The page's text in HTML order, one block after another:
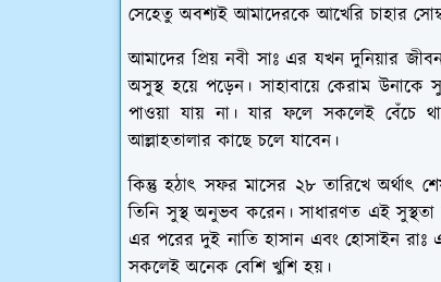
সেহেতু অবশ্যই আমাদেরকে আখেরি চাহার
আমাদের প্রিয় নবী সাঃ এর যখন দুনিয়ার
অসুস্থ হয়ে পড়েন। সাহাবায়ে কেরাম
পাওয়া যায় না। যার ফলে সকলেই বেঁচে
আল্লাহতালার কাছে চলে যাবেন।
কিন্তু হঠাৎ সফর মাসের ২৮ তারিখে অর্থাৎ
তিনি সুস্থ অনুভব করেন। সাধারণত এই
এর পরের দুই নাতি হাসান এবং হোসাইন রাঃ
সকলেই অনেক বেশি খুশি হয়।